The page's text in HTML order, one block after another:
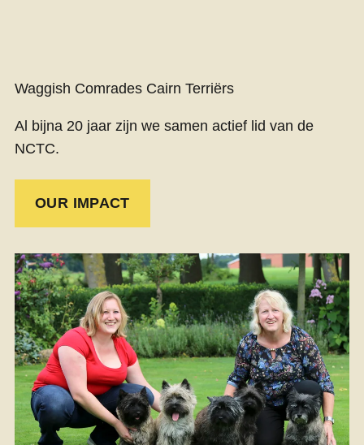
Waggish Comrades Cairn Terriërs
Al bijna 20 jaar zijn we samen actief lid van de
NCTC.
OUR IMPACT